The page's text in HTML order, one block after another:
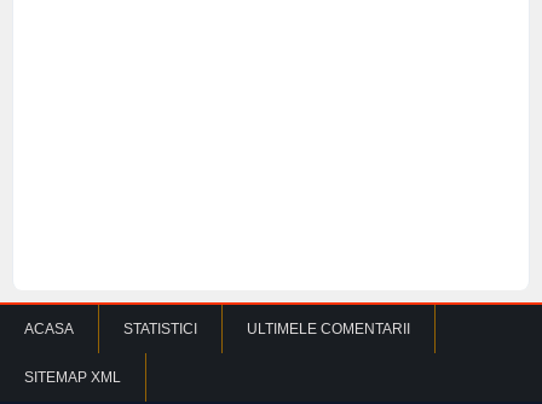
ACASA STATISTICI ULTIMELE COMENTARII
SITEMAP XML